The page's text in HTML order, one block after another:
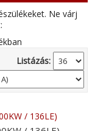
Ne várj
Listázás: